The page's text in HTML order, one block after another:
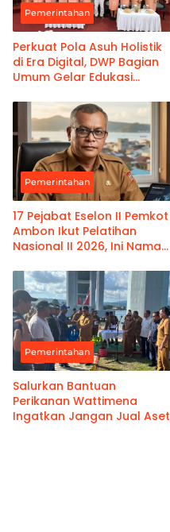
Pemerintahan
Perkuat Pola Asuh Holistik
di Era Digital, DWP Bagian
Umum Gelar Edukasi
Pemerintahan
17 Pejabat Eselon II Pemkot
Ambon Ikut Pelatihan
Nasional II 2026, Ini Nama-
Pemerintahan
Salurkan Bantuan
Perikanan Wattimena
Ingatkan Jangan Jual Aset